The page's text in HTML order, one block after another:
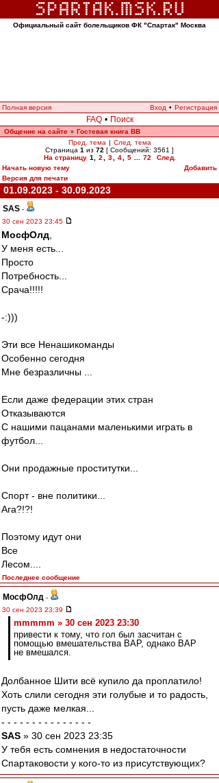
Официальный сайт болельщиков ФК "Спартак" Москва
Полная версия Вход • Регистрация
FAQ • Поиск
Общение на сайте » Гостевая книга ВВ
Пред. тема | След. тема
Страница 1 из 72 [ Сообщений: 3561 ]
На страницу 1 2 3 4 5 72
След.
Начать новую тему
Добавить
Версия для печати
01.09.2023 - 30.09.2023
SAS -
30 сен 2023 23:45
МосфОлд
У меня есть...
Просто
Потребность...
Срача!!!!!
-:)))
Эти все Ненашикоманды
Особенно сегодня
Мне безразличны ...
Если даже федерации этих стран
Отказываются
С нашими пацанами маленькими играть в
футбол...
Они продажные проститутки...
Спорт - вне политики...
Ага?!?!
Поэтому идут они
Все
Лесом....
Последнее сообщение
МосфОлд -
30 сен 2023 23:39
mmmmm » 30 сен 2023 23:30
привести к тому, что гол был засчитан с
помощью вмешательства ВАР, однако ВАР
не вмешался.
Долбанное Шити всё купило да проплатило!
Хоть слили сегодня эти голубые и то радость,
пусть даже мелкая...
- - - - - - - - - - - - - - -
SAS » 30 сен 2023 23:35
У тебя есть сомнения в недостаточности
Спартаковости у кого-то из присутствующих?